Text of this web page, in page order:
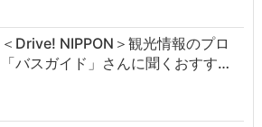
＜Drive! NIPPON＞観光情報のプロ
「バスガイド」さんに聞くおすす…